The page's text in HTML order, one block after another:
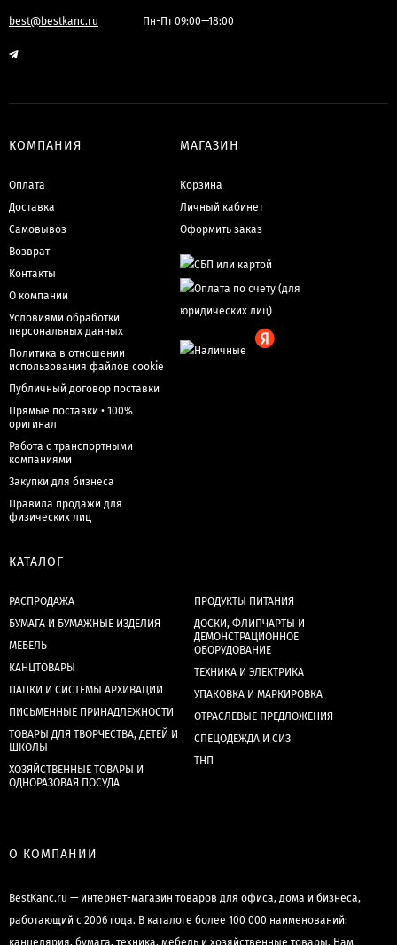
best@bestkanc.ru Пн-Пт 09:00—18:00
КОМПАНИЯ
Оплата
Доставка
Самовывоз
Возврат
Контакты
О компании
Условиями обработки
персональных данных
Политика в отношении
использования файлов cookie
Публичный договор поставки
Прямые поставки • 100%
оригинал
Работа с транспортными
компаниями
Закупки для бизнеса
Правила продажи для
физических лиц
МАГАЗИН
Корзина
Личный кабинет
Оформить заказ
КАТАЛОГ
РАСПРОДАЖА
БУМАГА И БУМАЖНЫЕ ИЗДЕЛИЯ
МЕБЕЛЬ
КАНЦТОВАРЫ
ПАПКИ И СИСТЕМЫ АРХИВАЦИИ
ПИСЬМЕННЫЕ ПРИНАДЛЕЖНОСТИ
ТОВАРЫ ДЛЯ ТВОРЧЕСТВА, ДЕТЕЙ И
ШКОЛЫ
ХОЗЯЙСТВЕННЫЕ ТОВАРЫ И
ОДНОРАЗОВАЯ ПОСУДА
ПРОДУКТЫ ПИТАНИЯ
ДОСКИ, ФЛИПЧАРТЫ И
ДЕМОНСТРАЦИОННОЕ
ОБОРУДОВАНИЕ
ТЕХНИКА И ЭЛЕКТРИКА
УПАКОВКА И МАРКИРОВКА
ОТРАСЛЕВЫЕ ПРЕДЛОЖЕНИЯ
СПЕЦОДЕЖДА И СИЗ
ТНП
О КОМПАНИИ
BestKanc.ru — интернет-магазин товаров для офиса, дома и бизнеса,
работающий с 2006 года. В каталоге более 100 000 наименований:
канцелярия, бумага, техника, мебель и хозяйственные товары. Нам